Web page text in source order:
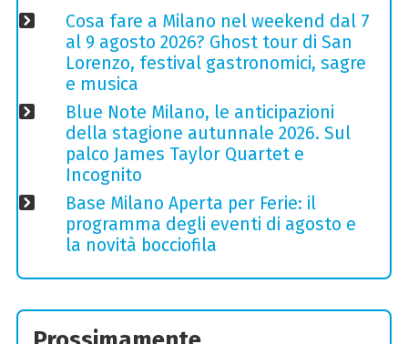
Cosa fare a Milano nel weekend dal 7
al 9 agosto 2026? Ghost tour di San
Lorenzo, festival gastronomici, sagre
e musica
Blue Note Milano, le anticipazioni
della stagione autunnale 2026. Sul
palco James Taylor Quartet e
Incognito
Base Milano Aperta per Ferie: il
programma degli eventi di agosto e
la novità bocciofila